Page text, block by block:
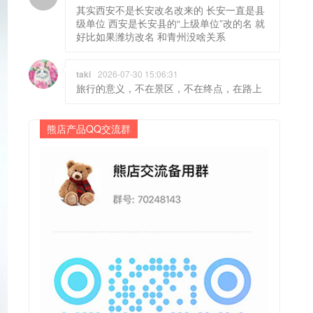
其实西安不是长安改名改来的 长安一直是县
级单位 西安是长安县的“上级单位”改的名 就
好比如果潍坊改名 和青州没啥关系
taki 2026-07-30 15:06:31
旅行的意义，不在景区，不在终点，在路上
熊店产品QQ交流群